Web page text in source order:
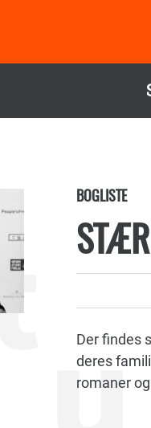
BOGLISTE
Der findes
deres
romaner